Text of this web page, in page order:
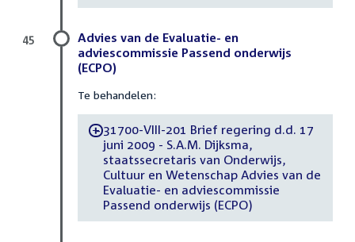
Advies van de Evaluatie- en
adviescommissie Passend onderwijs
(ECPO)
Te behandelen:
-31700-VIII-201 Brief regering d.d. 17
juni 2009 - S.A.M. Dijksma,
staatssecretaris van Onderwijs,
Cultuur en Wetenschap Advies van de
Evaluatie- en adviescommissie
Passend onderwijs (ECPO)
45